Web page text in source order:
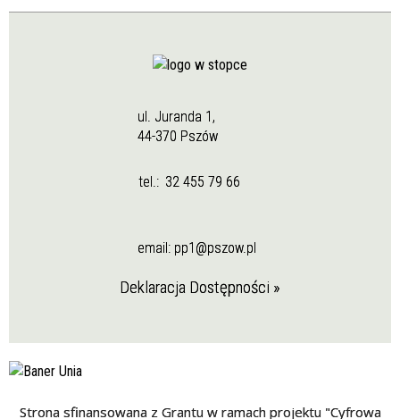
ul. Juranda 1,
44-370 Pszów
tel.: 32 455 79 66
email: pp1@pszow.pl
Deklaracja Dostępności »
Strona sfinansowana z Grantu w ramach projektu "Cyfrowa